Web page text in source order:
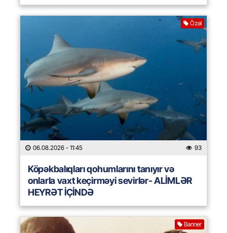
Özəl
06.08.2026 - 11:45 93
Köpəkbalıqları qohumlarını tanıyır və
onlarla vaxt keçirməyi sevirlər- ALİMLƏR
HEYRƏT İÇİNDƏ
Banner